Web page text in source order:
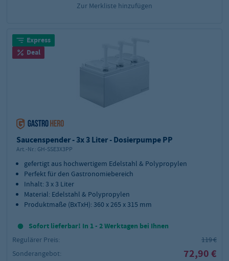
Zur Merkliste hinzufügen
Express
Deal
Saucenspender - 3x 3 Liter - Dosierpumpe PP
Art.-Nr.: GH-SSE3X3PP
gefertigt aus hochwertigem Edelstahl & Polypropylen
Perfekt für den Gastronomiebereich
Inhalt: 3 x 3 Liter
Material: Edelstahl & Polypropylen
Produktmaße (BxTxH): 360 x 265 x 315 mm
Sofort lieferbar! In 1 - 2 Werktagen bei Ihnen
Regulärer Preis:
119 €
Sonderangebot:
72,90 €